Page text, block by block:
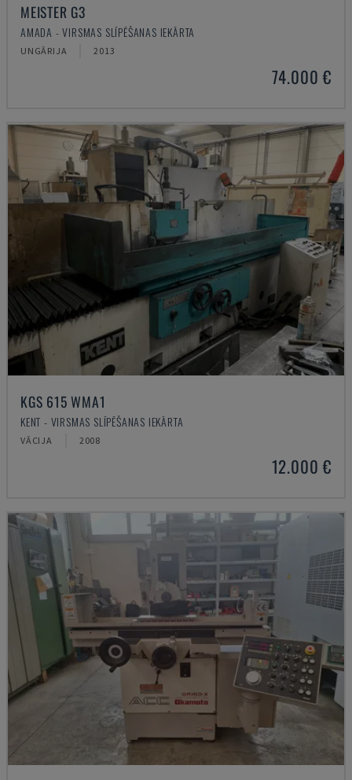
MEISTER G3
AMADA - VIRSMAS SLĪPĒŠANAS IEKĀRTA
UNGĀRIJA 2013
74.000 €
KGS 615 WMA1
KENT - VIRSMAS SLĪPĒŠANAS IEKĀRTA
VĀCIJA 2008
12.000 €